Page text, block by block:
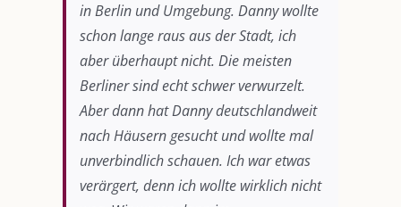
in Berlin und Umgebung. Danny wollte
schon lange raus aus der Stadt, ich
aber überhaupt nicht. Die meisten
Berliner sind echt schwer verwurzelt.
Aber dann hat Danny deutschlandweit
nach Häusern gesucht und wollte mal
unverbindlich schauen. Ich war etwas
verärgert, denn ich wollte wirklich nicht